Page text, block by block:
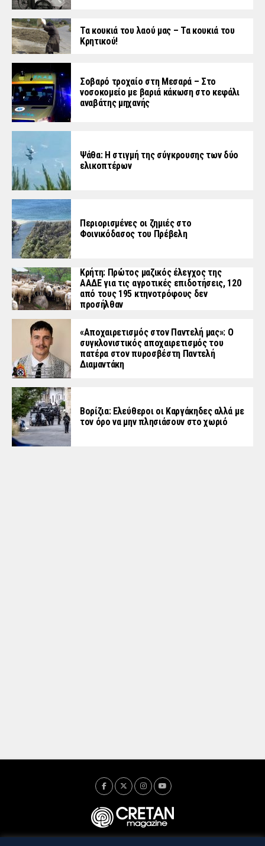
Τα κουκιά του λαού μας – Τα κουκιά του
Κρητικού!
Σοβαρό τροχαίο στη Μεσαρά – Στο
νοσοκομείο με βαριά κάκωση στο κεφάλι
αναβάτης μηχανής
Ψάθα: Η στιγμή της σύγκρουσης των δύο
ελικοπτέρων
Περιορισμένες οι ζημιές στο
Φοινικόδασος του Πρέβελη
Κρήτη: Πρώτος μαζικός έλεγχος της
ΑΑΔΕ για τις αγροτικές επιδοτήσεις, 120
από τους 195 κτηνοτρόφους δεν
προσήλθαν
«Aποχαιρετισμός στον Παντελή μας»: Ο
συγκλονιστικός αποχαιρετισμός του
πατέρα στον πυροσβέστη Παντελή
Διαμαντάκη
Βορίζια: Ελεύθεροι οι Καργάκηδες αλλά με
τον όρο να μην πλησιάσουν στο χωριό